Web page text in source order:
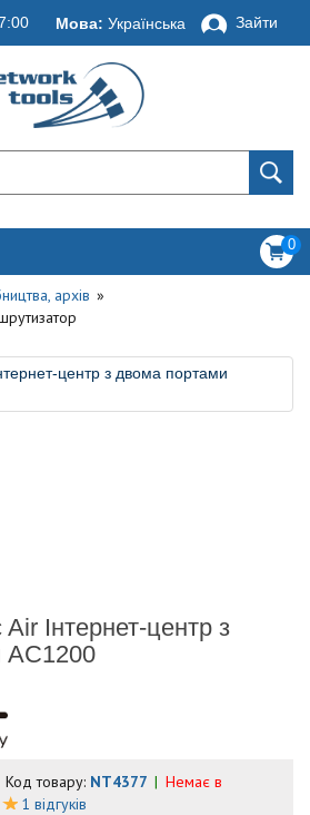
Мова: Українська Зайти
0
архів
Інтернет-центр з
AC1200
Код товару: NT4377
Немає в
1 відгуків